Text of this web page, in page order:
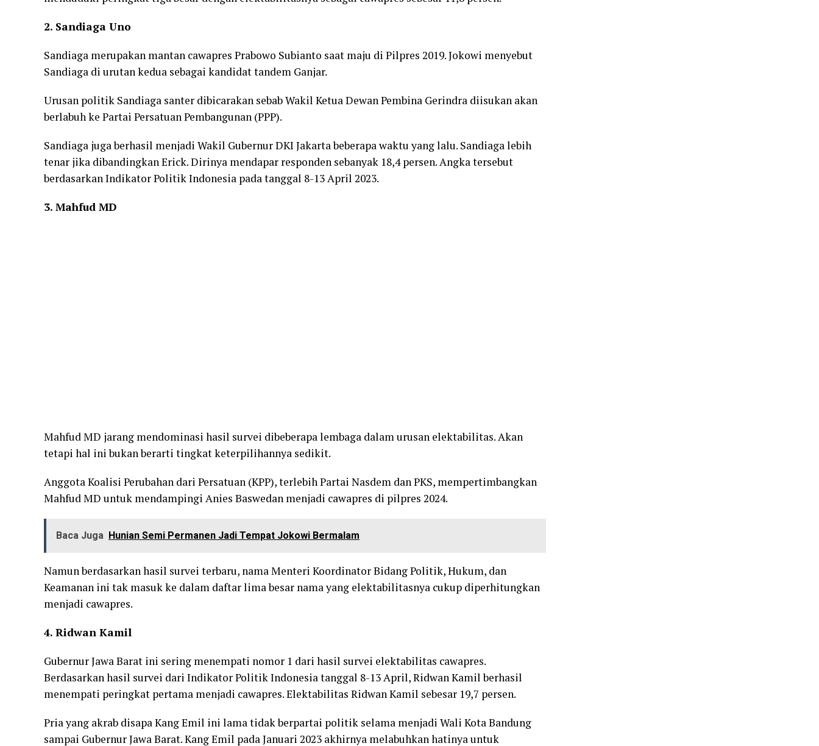
2. Sandiaga Uno
Sandiaga merupakan mantan cawapres Prabowo Subianto saat maju di Pilpres 2019. Jokowi menyebut
Sandiaga di urutan kedua sebagai kandidat tandem Ganjar.
Urusan politik Sandiaga santer dibicarakan sebab Wakil Ketua Dewan Pembina Gerindra diisukan akan
berlabuh ke Partai Persatuan Pembangunan (PPP).
Sandiaga juga berhasil menjadi Wakil Gubernur DKI Jakarta beberapa waktu yang lalu. Sandiaga lebih
tenar jika dibandingkan Erick. Dirinya mendapar responden sebanyak 18,4 persen. Angka tersebut
berdasarkan Indikator Politik Indonesia pada tanggal 8-13 April 2023.
3. Mahfud MD
Mahfud MD jarang mendominasi hasil survei dibeberapa lembaga dalam urusan elektabilitas. Akan
tetapi hal ini bukan berarti tingkat keterpilihannya sedikit.
Anggota Koalisi Perubahan dari Persatuan (KPP), terlebih Partai Nasdem dan PKS, mempertimbangkan
Mahfud MD untuk mendampingi Anies Baswedan menjadi cawapres di pilpres 2024.
Baca Juga Hunian Semi Permanen Jadi Tempat Jokowi Bermalam
Namun berdasarkan hasil survei terbaru, nama Menteri Koordinator Bidang Politik, Hukum, dan
Keamanan ini tak masuk ke dalam daftar lima besar nama yang elektabilitasnya cukup diperhitungkan
menjadi cawapres.
4. Ridwan Kamil
Gubernur Jawa Barat ini sering menempati nomor 1 dari hasil survei elektabilitas cawapres.
Berdasarkan hasil survei dari Indikator Politik Indonesia tanggal 8-13 April, Ridwan Kamil berhasil
menempati peringkat pertama menjadi cawapres. Elektabilitas Ridwan Kamil sebesar 19,7 persen.
Pria yang akrab disapa Kang Emil ini lama tidak berpartai politik selama menjadi Wali Kota Bandung
sampai Gubernur Jawa Barat. Kang Emil pada Januari 2023 akhirnya melabuhkan hatinya untuk